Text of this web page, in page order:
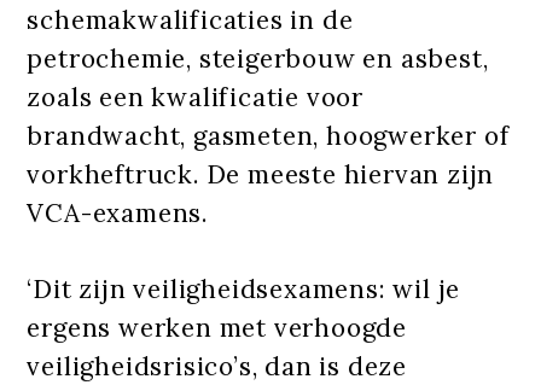
schemakwalificaties in de
petrochemie, steigerbouw en asbest,
zoals een kwalificatie voor
brandwacht, gasmeten, hoogwerker of
vorkheftruck. De meeste hiervan zijn
VCA-examens.
‘Dit zijn veiligheidsexamens: wil je
ergens werken met verhoogde
veiligheidsrisico’s, dan is deze